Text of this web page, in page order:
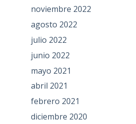
noviembre 2022
agosto 2022
julio 2022
junio 2022
mayo 2021
abril 2021
febrero 2021
diciembre 2020